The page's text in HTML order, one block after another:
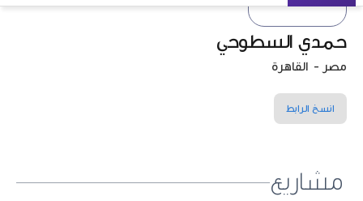
حمدي السطوحي
مصر -القاهرة
انسخ الرابط
مشاريع